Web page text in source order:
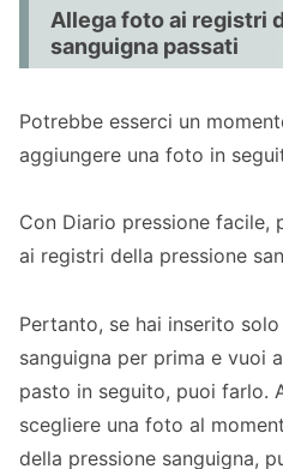
Allega foto ai registri
sanguigna passati
Potrebbe esserci un
aggiungere una foto in
Con Diario pressione facile,
ai registri della pressione
Pertanto, se hai inserito
sanguigna per prima e vuoi
pasto in seguito, puoi farlo.
scegliere una foto al
della pressione sanguigna,